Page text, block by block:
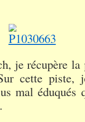
je récupère la
cette piste,
mal éduqués